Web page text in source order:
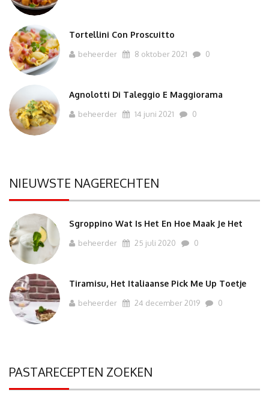
Tortellini Con Proscuitto
beheerder 8 oktober 2021 0
Agnolotti Di Taleggio E Maggiorama
beheerder 14 juni 2021 0
NIEUWSTE NAGERECHTEN
Sgroppino Wat Is Het En Hoe Maak Je Het
beheerder 25 juli 2020 0
Tiramisu, Het Italiaanse Pick Me Up Toetje
beheerder 24 december 2019 0
PASTARECEPTEN ZOEKEN